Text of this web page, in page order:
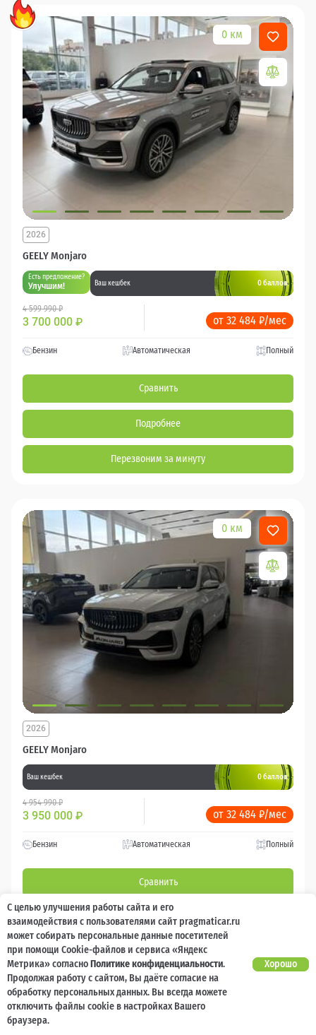
0 км
GEELY Monjaro
2026
Есть предложение?
Улучшим! Ваш кешбек 0 баллов
4 599 990 ₽
3 700 000 ₽ от 32 484 ₽/мес
Бензин Автоматическая Полный
Сравнить
Подробнее
Перезвоним за минуту
0 км
GEELY Monjaro
2026
Ваш кешбек 0 баллов
4 954 990 ₽
3 950 000 ₽ от 32 484 ₽/мес
Бензин Автоматическая Полный
Сравнить
Подробнее
Перезвоним за минуту
С целью улучшения работы сайта и его
взаимодействия с пользователями сайт pragmaticar.ru
может собирать персональные данные посетителей
при помощи Cookie-файлов и сервиса «Яндекс
Метрика» согласноПолитике конфиденциальности.
Продолжая работу с сайтом, Вы даёте согласие на
обработку персональных данных. Вы всегда можете
отключить файлы cookie в настройках Вашего
браузера.
Хорошо